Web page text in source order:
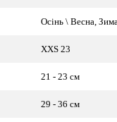
Осінь \ Весна,
XXS 23
21 - 23 см
29 - 36 см